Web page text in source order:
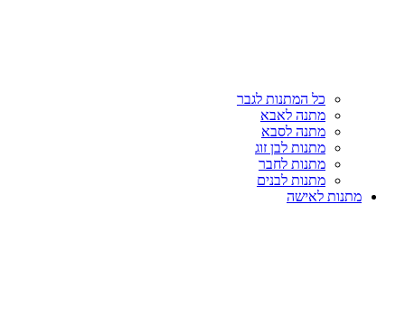
כל המתנות לגבר
מתנה לאבא
מתנה לסבא
מתנות לבן זוג
מתנות לחבר
מתנות לבנים
מתנות לאישה